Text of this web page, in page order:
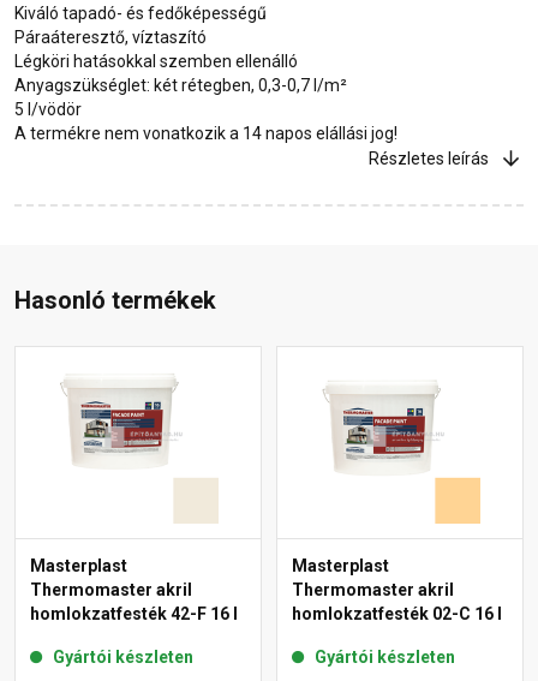
Kiváló tapadó- és fedőképességű
Páraáteresztő, víztaszító
Légköri hatásokkal szemben ellenálló
Anyagszükséglet: két rétegben, 0,3-0,7 l/m²
5 l/vödör
A termékre nem vonatkozik a 14 napos elállási jog!
Részletes leírás
Hasonló termékek
Masterplast
Thermomaster akril
homlokzatfesték 42-F 16 l
Gyártói készleten
Masterplast
Thermomaster akril
homlokzatfesték 02-C 16 l
Gyártói készleten